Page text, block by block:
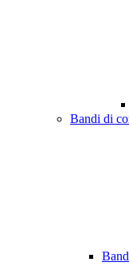
Bandi di